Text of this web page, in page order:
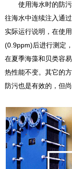
使用海水时的防
往海水中连续注入通
实际运行说明，在使
(0.9ppm)后进行测定
在夏季海藻和贝类容
热性能不变。其它的
防污也是有效的，但